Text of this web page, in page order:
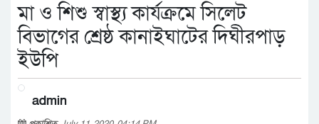
মা ও শিশু স্বাস্থ্য কার্যক্রমে সিলেট
বিভাগের শ্রেষ্ঠ কানাইঘাটের দিঘীরপাড়
ইউপি
admin